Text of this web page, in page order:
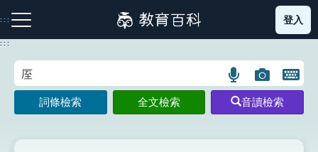
到
主
:::
注音索引圖示 筆畫索引圖示 部首索引表圖示
登入
:::
語
言
搜
圖
片
搜
開
鍵
圖
詞條檢索 全文檢索 音讀檢索